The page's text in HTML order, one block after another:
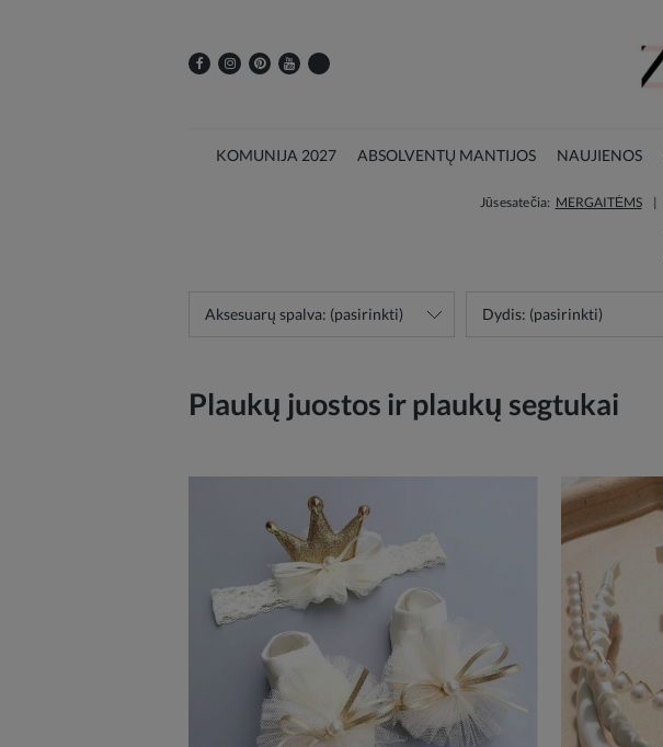
KOMUNIJA 2027 ABSOLVENTŲ MANTIJOS NAUJIENOS
Jūs esate čia: MERGAITĖMS
Aksesuarų spalva: (pasirinkti) Dydis: (pasirinkti)
Plaukų juostos ir plaukų segtukai